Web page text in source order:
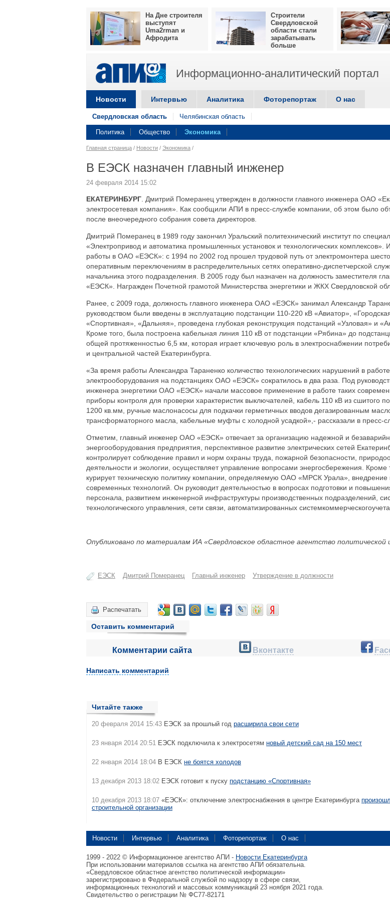
На Дне строителя
выступят
Uma2rman и
Афродита
Строители
Свердловской
области стали
зарабатывать
больше
Информационно-аналитический портал
Новости Интервью Аналитика Фоторепортаж О нас
Свердловская область Челябинская область
Политика Общество Экономика
Главная страница / Новости / Экономика /
В ЕЭСК назначен главный инженер
24 февраля 2014 15:02
ЕКАТЕРИНБУРГ . Дмитрий Померанец утвержден в должности главного инженера ОАО
электросетевая компания». Как сообщили АПИ в пресс-службе компании, об этом было
после внеочередного собрания совета директоров.
Дмитрий Померанец в 1989 году закончил Уральский политехнический институт по
«Электропривод и автоматика промышленных установок и технологических комплексов».
работы в ОАО «ЕЭСК»: с 1994 по 2002 год прошел трудовой путь от электромонтера
оперативным переключениям в распределительных сетях оперативно-диспетчерской
начальника этого подразделения. В 2005 году был назначен на должность заместителя
«ЕЭСК». Награжден Почетной грамотой Министерства энергетики и ЖКХ Свердловской
Ранее, с 2009 года, должность главного инженера ОАО «ЕЭСК» занимал Александр
руководством были введены в эксплуатацию подстанции 110-220 кВ «Авиатор»,
«Спортивная», «Дальняя», проведена глубокая реконструкция подстанций «Узловая» и
Кроме того, была построена кабельная линия 110 кВ от подстанции «Рябина» до
общей протяженностью 6,5 км, которая играет ключевую роль в электроснабжении
и центральной частей Екатеринбурга.
«За время работы Александра Тараненко количество технологических нарушений в работе
электрооборудования на подстанциях ОАО «ЕЭСК» сократилось в два раза. Под
инженера энергетики ОАО «ЕЭСК» начали массовое применение в работе таких
приборы контроля для проверки характеристик выключателей, кабель 110 кВ из сшитого
1200 кв.мм, ручные маслонасосы для подкачки герметичных вводов дегазированным
трансформаторного масла, кабельные муфты с холодной усадкой»,- рассказали в пресс-
Отметим, главный инженер ОАО «ЕЭСК» отвечает за организацию надежной и
энергооборудования предприятия, перспективное развитие электрических сетей
контролирует соблюдение правил и норм охраны труда, пожарной безопасности,
деятельности и экологии, осуществляет управление вопросами энергосбережения. Кроме
курирует техническую политику компании, определяемую ОАО «МРСК Урала», внедрение
современных технологий. Он руководит деятельностью в вопросах подготовки и
персонала, развитием инженерной инфраструктуры производственных подразделений,
технологического управления, сети связи, автоматизированных
Опубликовано по материалам ИА «Свердловское областное агентство политической
ЕЭСК Дмитрий Померанец Главный инженер Утверждение в должности
Распечатать
Оставить комментарий
Комментарии сайта Вконтакте
Написать комментарий
Читайте также
20 февраля 2014 15:43 ЕЭСК за прошлый год расширила свои сети
23 января 2014 20:51 ЕЭСК подключила к электросетям новый детский сад на 150 мест
22 января 2014 18:04 В ЕЭСК не боятся холодов
13 декабря 2013 18:02 ЕЭСК готовит к пуску подстанцию «Спортивная»
10 декабря 2013 18:07 «ЕЭСК»: отключение электроснабжения в центре Екатеринбурга
строительной организации
Новости Интервью Аналитика Фоторепортаж О нас
1999 - 2022 © Информационное агентство АПИ - Новости Екатеринбурга
При использовании материалов ссылка на агентство АПИ обязательна.
«Свердловское областное агентство политической информации»
зарегистрировано в Федеральной службой по надзору в сфере связи,
информационных технологий и массовых коммуникаций 23 ноября 2021 года.
Свидетельство о регистрации № ФС77-82171